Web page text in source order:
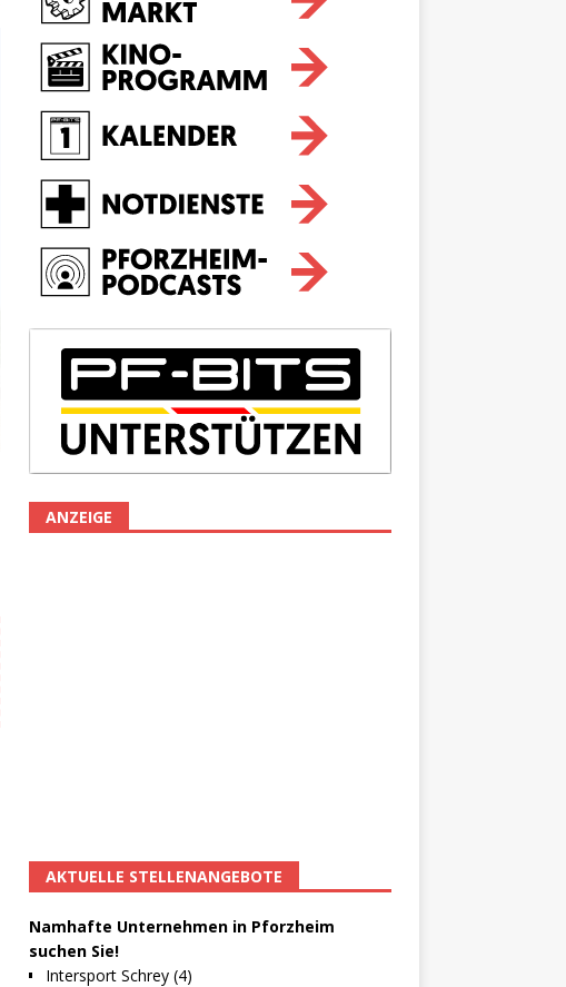
ANZEIGE
AKTUELLE STELLENANGEBOTE
Namhafte Unternehmen in Pforzheim
suchen Sie!
Intersport Schrey (4)